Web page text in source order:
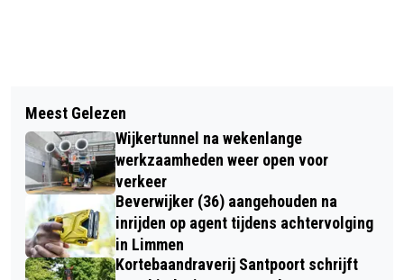
LEERLINGEN CASTOR COLLEGE
DENKEN MEE MET GEMEENTE OVER
ONTMOETINGSPLEKKEN VOOR
JONGEREN
TELSTAR- SUPERFAN PETER
ZOONTJES (‘JOMANDA’) OP 86-
JARIGE LEEFTIJD OVERLEDEN
Meest Gelezen
Wijkertunnel na wekenlange
werkzaamheden weer open voor
verkeer
Beverwijker (36) aangehouden na
inrijden op agent tijdens achtervolging
in Limmen
Kortebaandraverij Santpoort schrijft